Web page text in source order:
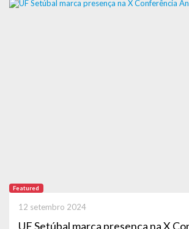
Featured
UF Setúbal marca presença na X
12 setembro 2024